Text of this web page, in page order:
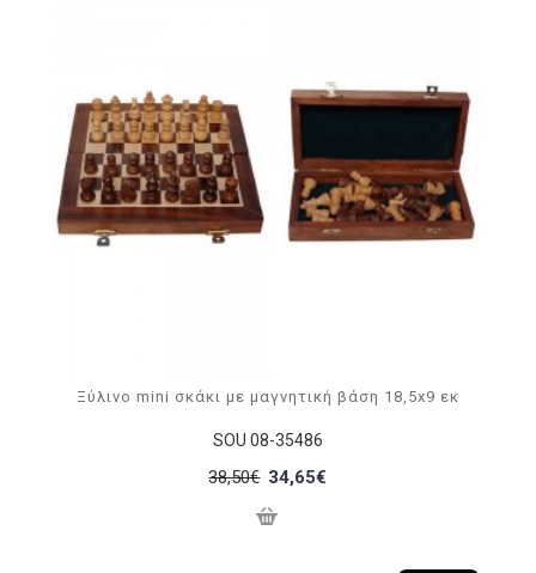
SOU 08-35486
Ξύλινο mini σκάκι με μαγνητική βάση 18,5x9 εκ
38,50€ 34,65€